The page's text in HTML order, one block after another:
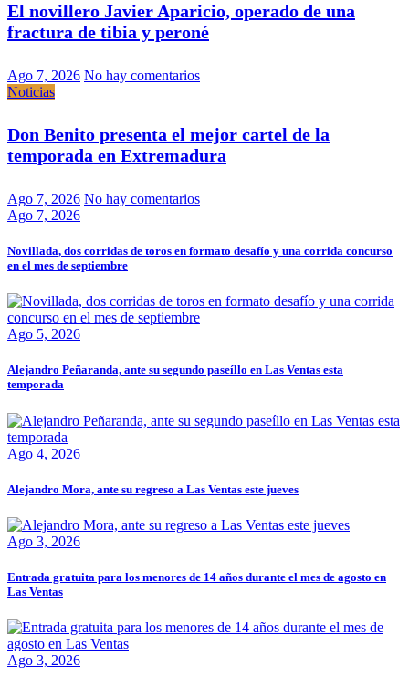
El novillero Javier Aparicio, operado de una
fractura de tibia y peroné
Ago 7, 2026 No hay comentarios
Noticias
Don Benito presenta el mejor cartel de la
temporada en Extremadura
Ago 7, 2026 No hay comentarios
Ago 7, 2026
Novillada, dos corridas de toros en formato desafío y una corrida concurso
en el mes de septiembre
Ago 5, 2026
Alejandro Peñaranda, ante su segundo paseíllo en Las Ventas esta
temporada
Ago 4, 2026
Alejandro Mora, ante su regreso a Las Ventas este jueves
Ago 3, 2026
Entrada gratuita para los menores de 14 años durante el mes de agosto en
Las Ventas
Ago 3, 2026